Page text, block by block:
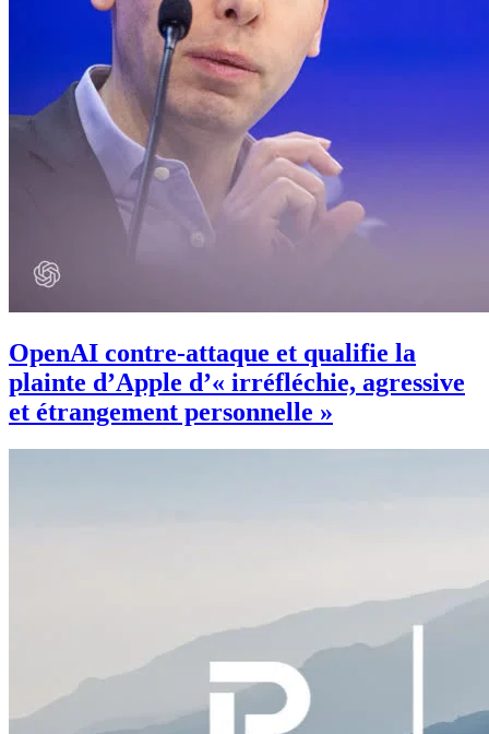
OpenAI contre-attaque et qualifie la
plainte d’Apple d’« irréfléchie, agressive
et étrangement personnelle »